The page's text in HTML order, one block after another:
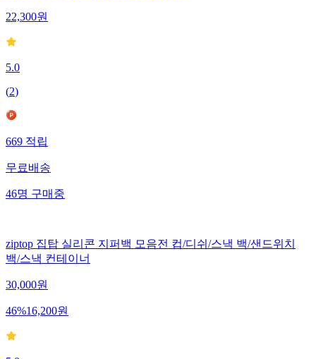
22,300원
5.0
(2)
669적립
무료배송
46명구매중
ziptop 집탑 실리콘 지퍼백 모음전 컵/디쉬/스낵 백/샌드위치
백/스낵 컨테이너
30,000원
46%16,200원